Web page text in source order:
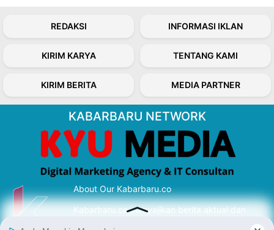
REDAKSI INFORMASI IKLAN
KIRIM KARYA TENTANG KAMI
KIRIM BERITA MEDIA PARTNER
KABARBARU NETWORK
About Our Kabarbaru.co
Kabarbaru.co menyajikan berita aktual dan